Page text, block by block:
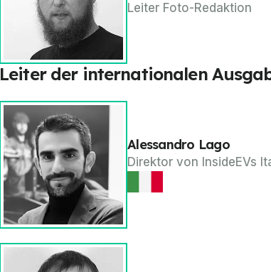
Leiter Foto-Redaktion
Leiter der internationalen
Alessandro Lago
Direktor von InsideEVs